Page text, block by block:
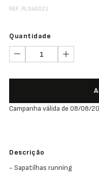
REF. PLS40022
Quantidade
Campanha válida de 08/08/
Descrição
- Sapatilhas running